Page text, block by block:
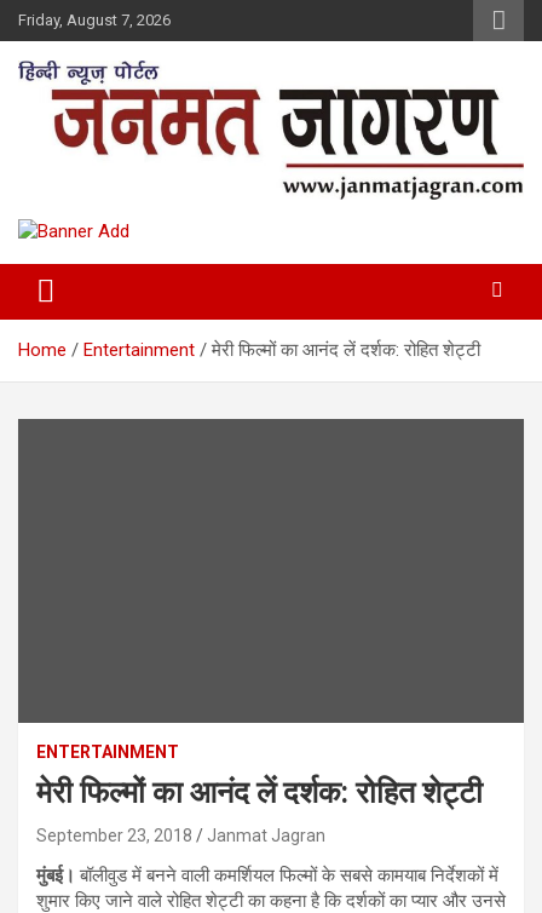
Skip
to
content
Friday, August 7, 2026
Home Entertainment मेरी फिल्मों का आनंद लें दर्शक: रोहित शेट्टी
ENTERTAINMENT
मेरी फिल्मों का आनंद लें दर्शक: रोहित शेट्टी
September 23, 2018 Janmat Jagran
मुंबई। बॉलीवुड में बनने वाली कमर्शियल फिल्मों के सबसे कामयाब निर्देशकों में
शुमार किए जाने वाले रोहित शेट्टी का कहना है कि दर्शकों का प्यार और उनसे